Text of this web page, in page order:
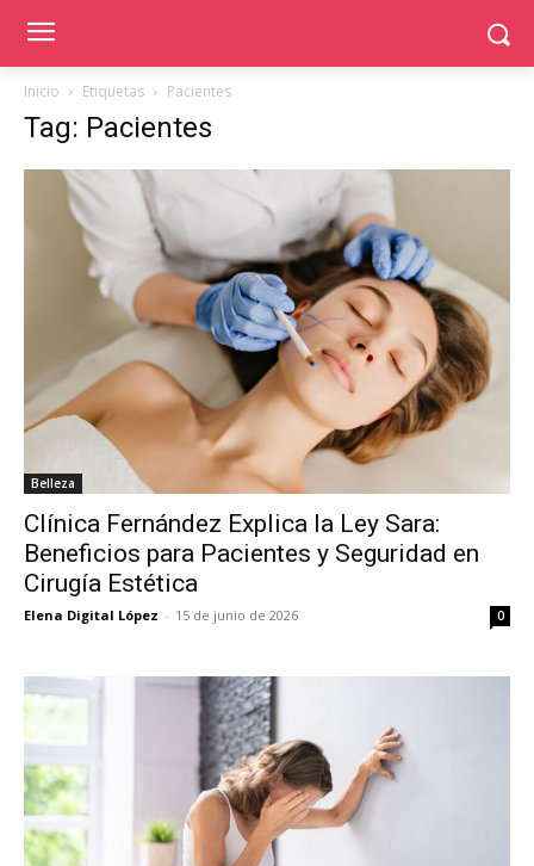
Inicio Etiquetas Pacientes
Tag: Pacientes
Belleza
Clínica Fernández Explica la Ley Sara:
Beneficios para Pacientes y Seguridad en
Cirugía Estética
Elena Digital López - 15 de junio de 2026 0